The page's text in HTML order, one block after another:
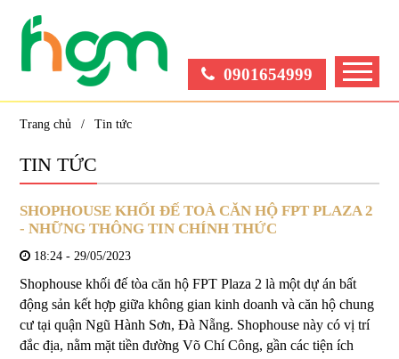
0901654999
Trang chủ Tin tức
TIN TỨC
SHOPHOUSE KHỐI ĐẾ TOÀ CĂN HỘ FPT PLAZA 2
- NHỮNG THÔNG TIN CHÍNH THỨC
18:24 - 29/05/2023
Shophouse khối đế tòa căn hộ FPT Plaza 2 là một dự án bất
động sản kết hợp giữa không gian kinh doanh và căn hộ chung
cư tại quận Ngũ Hành Sơn, Đà Nẵng. Shophouse này có vị trí
đắc địa, nằm mặt tiền đường Võ Chí Công, gần các tiện ích